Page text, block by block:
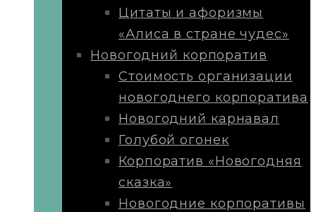
Цитаты и афоризмы
«Алиса в стране чудес»
Новогодний корпоратив
Стоимость организации
новогоднего корпоратива
Новогодний карнавал
Голубой огонек
Корпоратив «Новогодняя
сказка»
Новогодние корпоративы